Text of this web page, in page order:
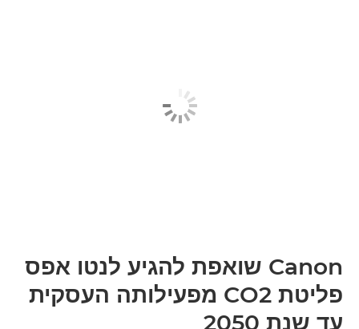
Canon שואפת להגיע לנטו אפס
פליטת CO2 מפעילותה העסקית
עד שנת 2050